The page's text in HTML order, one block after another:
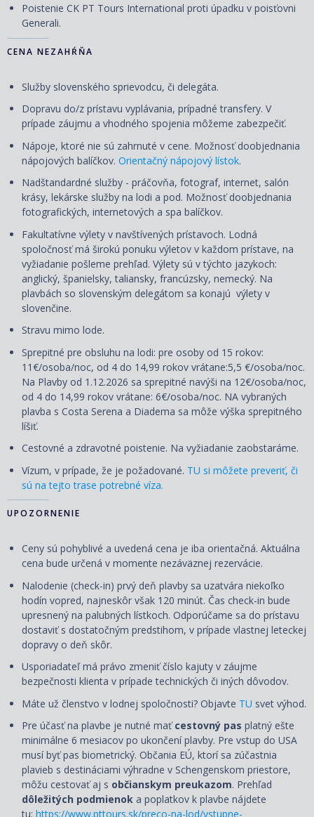
Poistenie CK PT Tours International proti úpadku v poisťovni
Generali.
CENA NEZAHŔŇA
Služby slovenského sprievodcu, či delegáta.
Dopravu do/z prístavu vyplávania, prípadné transfery. V
prípade záujmu a vhodného spojenia môžeme zabezpečiť.
Nápoje, ktoré nie sú zahrnuté v cene. Možnosť doobjednania
nápojových balíčkov. Orientačný nápojový lístok.
Nadštandardné služby - práčovňa, fotograf, internet, salón
krásy, lekárske služby na lodi a pod. Možnosť doobjednania
fotografických, internetových a spa balíčkov.
Fakultatívne výlety v navštívených prístavoch. Lodná
spoločnosť má širokú ponuku výletov v každom prístave, na
vyžiadanie pošleme prehľad. Výlety sú v týchto jazykoch:
anglický, španielsky, taliansky, francúzsky, nemecký. Na
plavbách so slovenským delegátom sa konajú výlety v
slovenčine.
Stravu mimo lode.
Sprepitné pre obsluhu na lodi: pre osoby od 15 rokov:
11€/osoba/noc, od 4 do 14,99 rokov vrátane:5,5 €/osoba/noc.
Na Plavby od 1.12.2026 sa sprepitné navýši na 12€/osoba/noc,
od 4 do 14,99 rokov vrátane: 6€/osoba/noc. NA vybraných
plavba s Costa Serena a Diadema sa môže výška sprepitného
líšiť.
Cestovné a zdravotné poistenie. Na vyžiadanie zaobstaráme.
Vízum, v prípade, že je požadované. TU si môžete preveriť, či
sú na tejto trase potrebné víza.
UPOZORNENIE
Ceny sú pohyblivé a uvedená cena je iba orientačná. Aktuálna
cena bude určená v momente nezáväznej rezervácie.
Nalodenie (check-in) prvý deň plavby sa uzatvára niekoľko
hodín vopred, najneskôr však 120 minút. Čas check-in bude
upresnený na palubných lístkoch. Odporúčame sa do prístavu
dostaviť s dostatočným predstihom, v prípade vlastnej leteckej
dopravy o deň skôr.
Usporiadateľ má právo zmeniť číslo kajuty v záujme
bezpečnosti klienta v prípade technických či iných dôvodov.
Máte už členstvo v lodnej spoločnosti? Objavte TU svet výhod.
Pre účasť na plavbe je nutné maťcestovný pas platný ešte
minimálne 6 mesiacov po ukončení plavby. Pre vstup do USA
musí byť pas biometrický. Občania EÚ, ktorí sa zúčastnia
plavieb s destináciami výhradne v Schengenskom priestore,
môžu cestovať aj s občianskym preukazom. Prehľad
dôležitých podmienok a poplatkov k plavbe nájdete
tu: https://www.pttours.sk/preco-na-lod/vstupne-